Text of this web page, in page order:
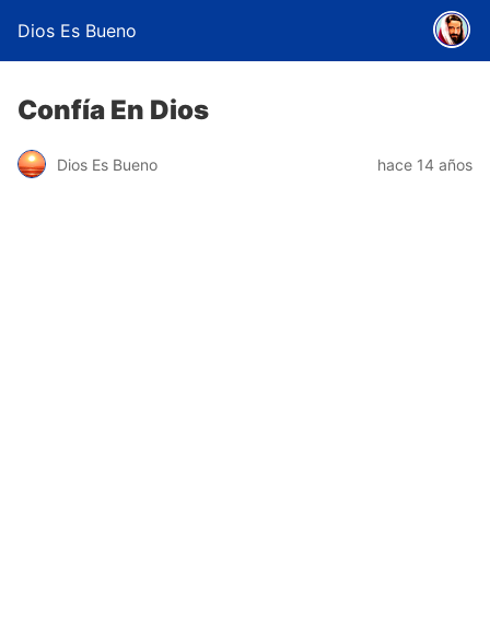
Dios Es Bueno
Confía En Dios
Dios Es Bueno hace 14 años